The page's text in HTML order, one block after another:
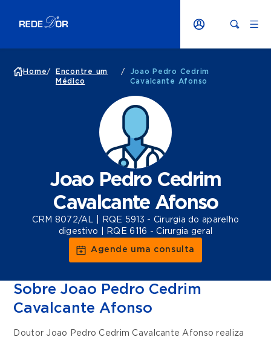
Home/
Encontre um
Médico
/
Joao Pedro Cedrim
Cavalcante Afonso
Joao Pedro Cedrim
Cavalcante Afonso
CRM 8072/AL | RQE 5913 - Cirurgia do aparelho
digestivo | RQE 6116 - Cirurgia geral
Agende uma consulta
Sobre Joao Pedro Cedrim
Cavalcante Afonso
Doutor Joao Pedro Cedrim Cavalcante Afonso realiza